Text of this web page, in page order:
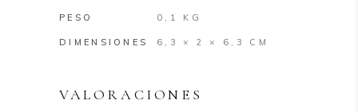
PESO 0,1 KG
DIMENSIONES 6,3 × 2 × 6,3 CM
VALORACIONES